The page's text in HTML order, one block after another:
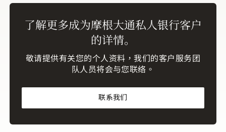
配置／多元化不保证录得盈利或免招损失。本
文件所提供的资料不拟作为作出投资决定的唯
一依据。投资者务须审慎考虑本文件讨论的有
关服务、产品、资产类别（例如股票、固定收
益、另类投资或大宗商品等）或策略是否适合
其个人需要，并须于作出投资决定前考虑与投
资服务、产品或策略有关的目标、风险、费用
及支出。请与您的摩根大通团队联络以索取这
些资料及其他更详细信息，当中包括您的目标
／情况的讨论。
了解更多成为摩根大通私人银行客户
的详情。
敬请提供有关您的个人资料，我们的客户服务团
队人员将会与您联络。
联系我们